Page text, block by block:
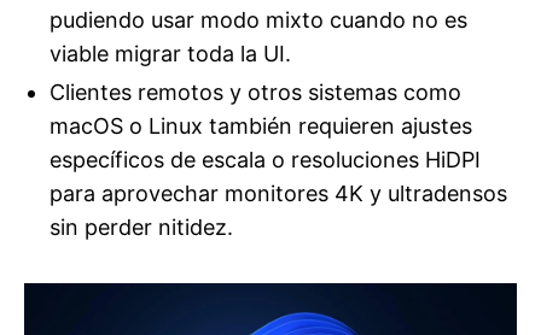
pudiendo usar modo mixto cuando no es
viable migrar toda la UI.
Clientes remotos y otros sistemas como
macOS o Linux también requieren ajustes
específicos de escala o resoluciones HiDPI
para aprovechar monitores 4K y ultradensos
sin perder nitidez.